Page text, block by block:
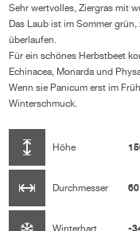
Sehr wertvolles, Ziergras mit
Das Laub ist im Sommer
überlaufen.
Für ein schönes Herbstbeet
Echinacea, Monarda und
Wenn sie Panicum erst im
Winterschmuck.
Höhe
Durchmesser
Winterhart -